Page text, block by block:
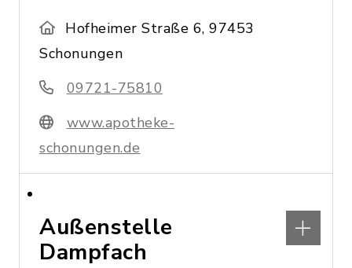
Hofheimer Straße 6, 97453
Schonungen
09721-75810
www.apotheke-
schonungen.de
Außenstelle
Dampfach